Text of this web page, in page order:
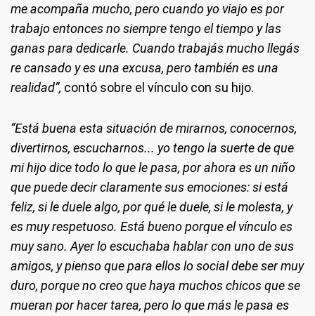
me acompaña mucho, pero cuando yo viajo es por
trabajo entonces no siempre tengo el tiempo y las
ganas para dedicarle. Cuando trabajás mucho llegás
re cansado y es una excusa, pero también es una
realidad”, contó sobre el vínculo con su hijo.
“Está buena esta situación de mirarnos, conocernos,
divertirnos, escucharnos... yo tengo la suerte de que
mi hijo dice todo lo que le pasa, por ahora es un niño
que puede decir claramente sus emociones: si está
feliz, si le duele algo, por qué le duele, si le molesta, y
es muy respetuoso. Está bueno porque el vínculo es
muy sano. Ayer lo escuchaba hablar con uno de sus
amigos, y pienso que para ellos lo social debe ser muy
duro, porque no creo que haya muchos chicos que se
mueran por hacer tarea, pero lo que más le pasa es